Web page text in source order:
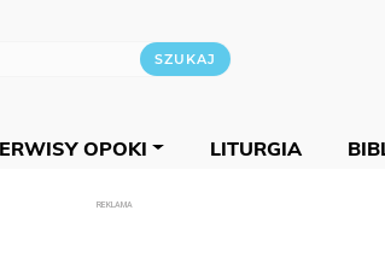
OPOKI LITURGIA
REKLAMA